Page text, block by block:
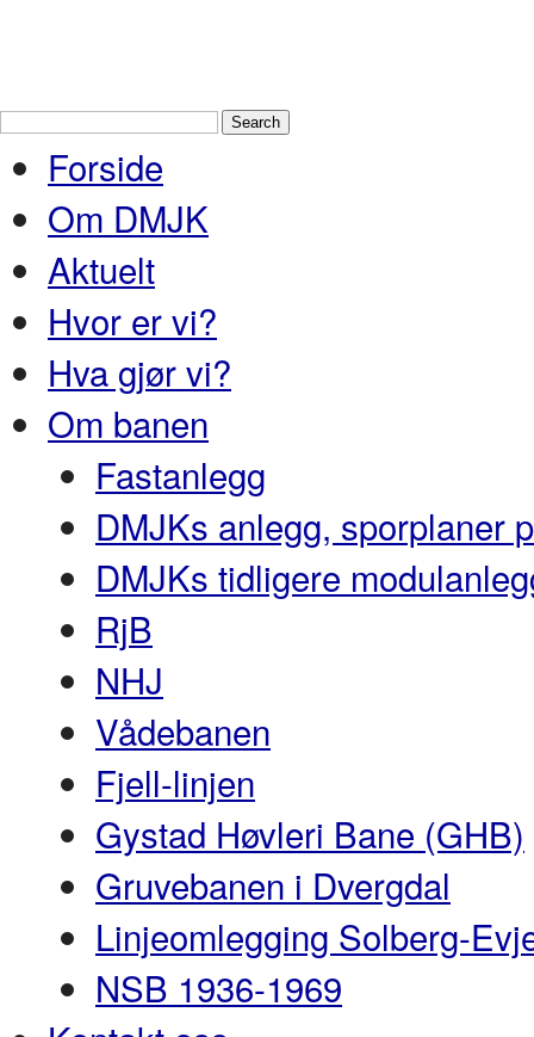
Forside
Om DMJK
Aktuelt
Hvor er vi?
Hva gjør vi?
Om banen
Fastanlegg
DMJKs anlegg, sporplaner
DMJKs tidligere
RjB
NHJ
Vådebanen
Fjell-linjen
Gystad Høvleri Bane (GHB)
Gruvebanen i Dvergdal
Linjeomlegging Solberg-
NSB 1936-1969